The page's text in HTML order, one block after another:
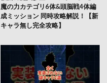
魔の力カテゴリ6体&頭脳戦4体編
成ミッション 同時攻略解説！【新
キャラ無し完全攻略】